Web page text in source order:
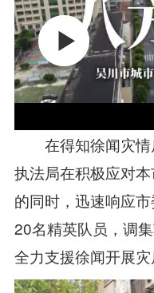
在得知徐闻灾情
执法局在积极应对
的同时，迅速响应
20名精英队员，调
全力支援徐闻开展灾